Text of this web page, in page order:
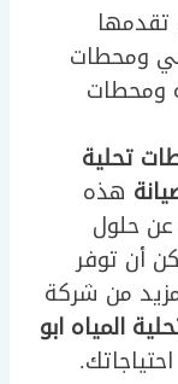
ومحطات
ومحطات
تحلية
هذه
عن حلول
أن توفر
مزيد من شركة
المياه ابو